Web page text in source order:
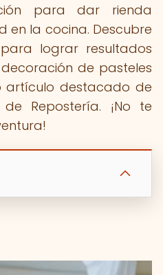
para dar rienda
en la cocina. Descubre
lograr resultados
de pasteles
artículo destacado de
Repostería. ¡No te